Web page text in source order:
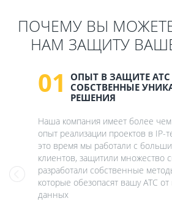
ПОЧЕМУ ВЫ
НАМ ЗАЩИТУ
01
ОПЫТ В ЗАЩИТЕ АТС
СОБСТВЕННЫЕ
РЕШЕНИЯ
Наша компания имеет более
опыт реализации проектов в IP-
это время мы работали с
клиентов, защитили множество
разработали собственные
которые обезопасят вашу АТС от
данных